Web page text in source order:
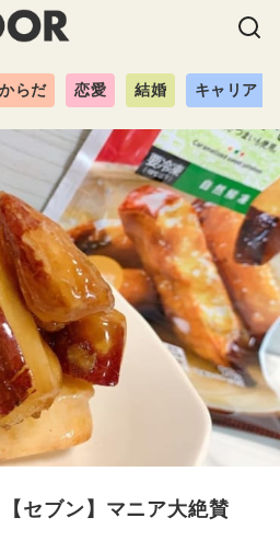
からだ 恋愛 結婚 キャリア
セブン】マニア大絶賛